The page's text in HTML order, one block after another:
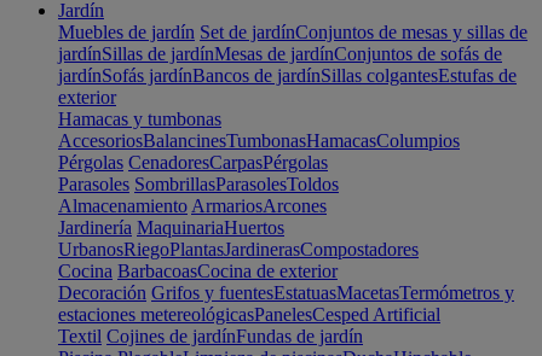
Jardín
Muebles de jardín Set de jardínConjuntos de mesas y sillas de
jardínSillas de jardínMesas de jardínConjuntos de sofás de
jardínSofás jardínBancos de jardínSillas colgantesEstufas de
exterior
Hamacas y tumbonas
AccesoriosBalancinesTumbonasHamacasColumpios
Pérgolas CenadoresCarpasPérgolas
Parasoles SombrillasParasolesToldos
Almacenamiento ArmariosArcones
Jardinería MaquinariaHuertos
UrbanosRiegoPlantasJardinerasCompostadores
Cocina BarbacoasCocina de exterior
Decoración Grifos y fuentesEstatuasMacetasTermómetros y
estaciones metereológicasPanelesCesped Artificial
Textil Cojines de jardínFundas de jardín